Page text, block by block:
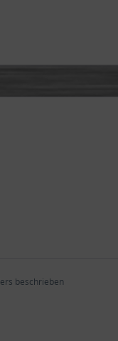
beschrieben